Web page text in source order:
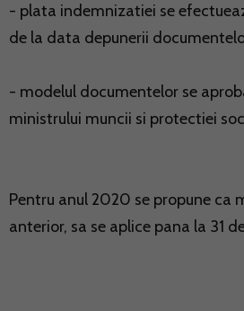
- plata indemnizatiei se
de la data depunerii
- modelul documentelor se
ministrului muncii si protectiei
Pentru anul 2020 se propune ca
anterior, sa se aplice pana la 31